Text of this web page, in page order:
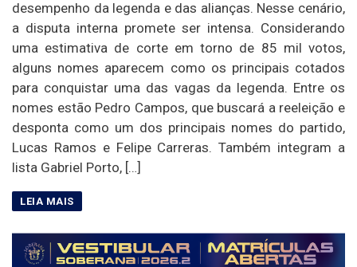
desempenho da legenda e das alianças. Nesse cenário,
a disputa interna promete ser intensa. Considerando
uma estimativa de corte em torno de 85 mil votos,
alguns nomes aparecem como os principais cotados
para conquistar uma das vagas da legenda. Entre os
nomes estão Pedro Campos, que buscará a reeleição e
desponta como um dos principais nomes do partido,
Lucas Ramos e Felipe Carreras. Também integram a
lista Gabriel Porto, […]